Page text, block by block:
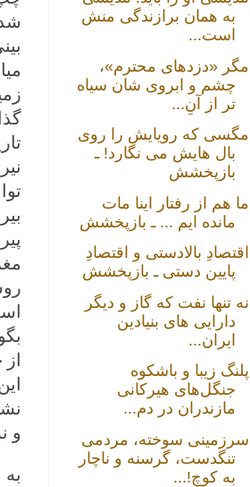
و
به همان برازندگی منش
است...
مگر «دزدهای محترم»،
چشم و ابروی شان سیاه
تر از آنِ...
مگسی که رویایش را روی
بال هایش می نگارد! ـ
بازپخشش
ما هم از رفتار اینا مات
مانده ایم ... ـ بازپخشش
اقتصادِ بالادستی و اقتصادِ
پایین دستی ـ بازپخشش
نه تنها نفت که گاز و دیگر
دارایی های بنیادین
ایران...
پلنگ زیبا و باشکوه
جنگل‌های هیرکانی
مازندران در دم...
سرزمینی سوخته، مردمی
تنگدست، گرسنه و ناچار
به کوچ!...